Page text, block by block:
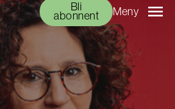
Bli
abonnent Meny